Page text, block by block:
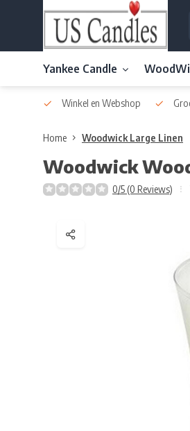
Yankee Candle
Winkel en Webshop
Home Woodwick Large Linen
Woodwick
0/5 (0 Reviews)